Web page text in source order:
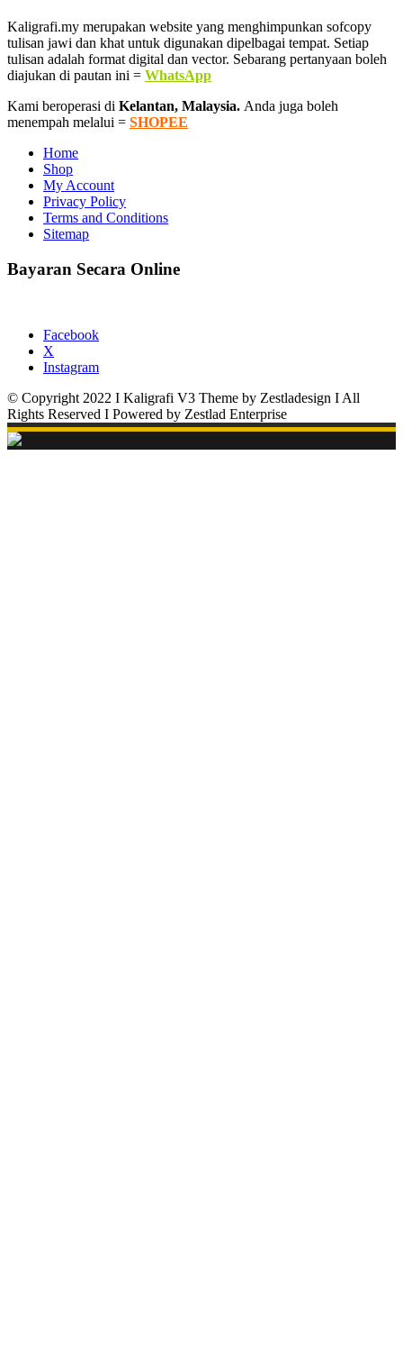
Kaligrafi.my merupakan website yang menghimpunkan sofcopy
tulisan jawi dan khat untuk digunakan dipelbagai tempat. Setiap
tulisan adalah format digital dan vector. Sebarang pertanyaan boleh
diajukan di pautan ini = WhatsApp
Kami beroperasi di Kelantan, Malaysia. Anda juga boleh
menempah melalui = SHOPEE
Home
Shop
My Account
Privacy Policy
Terms and Conditions
Sitemap
Bayaran Secara Online
Facebook
X
Instagram
© Copyright 2022 I Kaligrafi V3 Theme by Zestladesign I All
Rights Reserved I Powered by Zestlad Enterprise